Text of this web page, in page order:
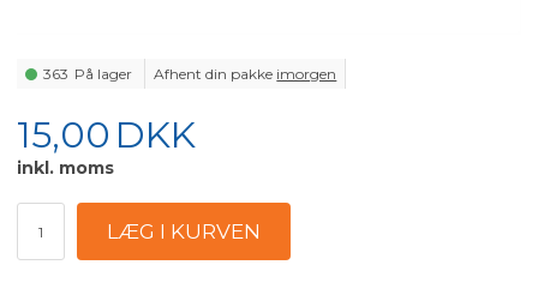
363 På lager Afhent din pakke imorgen
15,00 DKK
inkl. moms